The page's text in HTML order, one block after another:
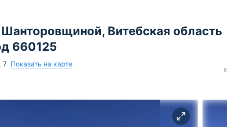
Витебская область
660125
, 7 Показать на карте